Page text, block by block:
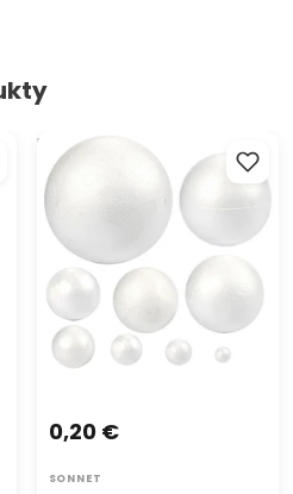
Polystyrénová guľa
0,20 €
SONNET